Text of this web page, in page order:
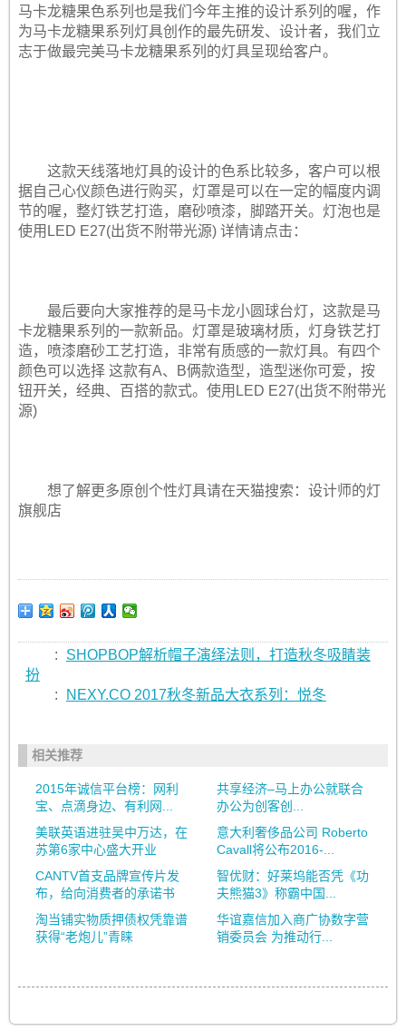
马卡龙糖果色系列也是我们今年主推的设计系列的喔，作
为马卡龙糖果系列灯具创作的最先研发、设计者，我们立
志于做最完美马卡龙糖果系列的灯具呈现给客户。
这款天线落地灯具的设计的色系比较多，客户可以根
据自己心仪颜色进行购买，灯罩是可以在一定的幅度内调
节的喔，整灯铁艺打造，磨砂喷漆，脚踏开关。灯泡也是
使用LED E27(出货不附带光源) 详情请点击：
最后要向大家推荐的是马卡龙小圆球台灯，这款是马
卡龙糖果系列的一款新品。灯罩是玻璃材质，灯身铁艺打
造，喷漆磨砂工艺打造，非常有质感的一款灯具。有四个
颜色可以选择 这款有A、B俩款造型，造型迷你可爱，按
钮开关，经典、百搭的款式。使用LED E27(出货不附带光
源)
想了解更多原创个性灯具请在天猫搜索：设计师的灯
旗舰店
:
SHOPBOP解析帽子演绎法则，打造秋冬吸睛装
扮
:
NEXY.CO 2017秋冬新品大衣系列：悦冬
相关推荐
2015年诚信平台榜：网利
宝、点滴身边、有利网...
共享经济–马上办公就联合
办公为创客创...
美联英语进驻吴中万达，在
苏第6家中心盛大开业
意大利奢侈品公司 Roberto
Cavall将公布2016-...
CANTV首支品牌宣传片发
布，给向消费者的承诺书
智优财：好莱坞能否凭《功
夫熊猫3》称霸中国...
淘当铺实物质押债权凭靠谱
获得“老炮儿”青睐
华谊嘉信加入商广协数字营
销委员会 为推动行...